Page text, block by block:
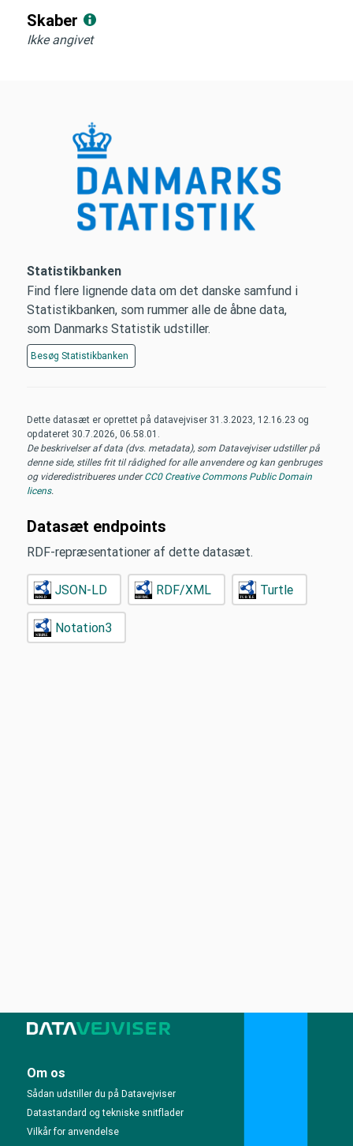
Skaber
Ikke angivet
Statistikbanken
Find flere lignende data om det danske samfund i
Statistikbanken, som rummer alle de åbne data,
som Danmarks Statistik udstiller.
Besøg Statistikbanken
Dette datasæt er oprettet på datavejviser 31.3.2023, 12.16.23 og
opdateret 30.7.2026, 06.58.01
De beskrivelser af data (dvs. metadata), som Datavejviser udstiller på
denne side, stilles frit til rådighed for alle anvendere og kan genbruges
og videredistribueres underCC0 Creative Commons Public Domain
licens.
Datasæt endpoints
RDF-repræsentationer af dette datasæt.
JSON-LD RDF/XML Turtle
Notation3
Om os
Sådan udstiller du på Datavejviser
Datastandard og tekniske snitflader
Vilkår for anvendelse